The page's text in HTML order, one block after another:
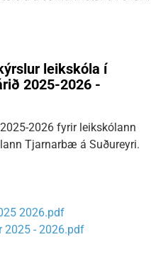
leikskóla í
2025-2026 -
2026 fyrir leikskólann
Tjarnarbæ á Suðureyri.
2026.pdf
- 2026.pdf